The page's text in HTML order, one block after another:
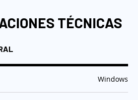
TÉCNICAS
:Windows